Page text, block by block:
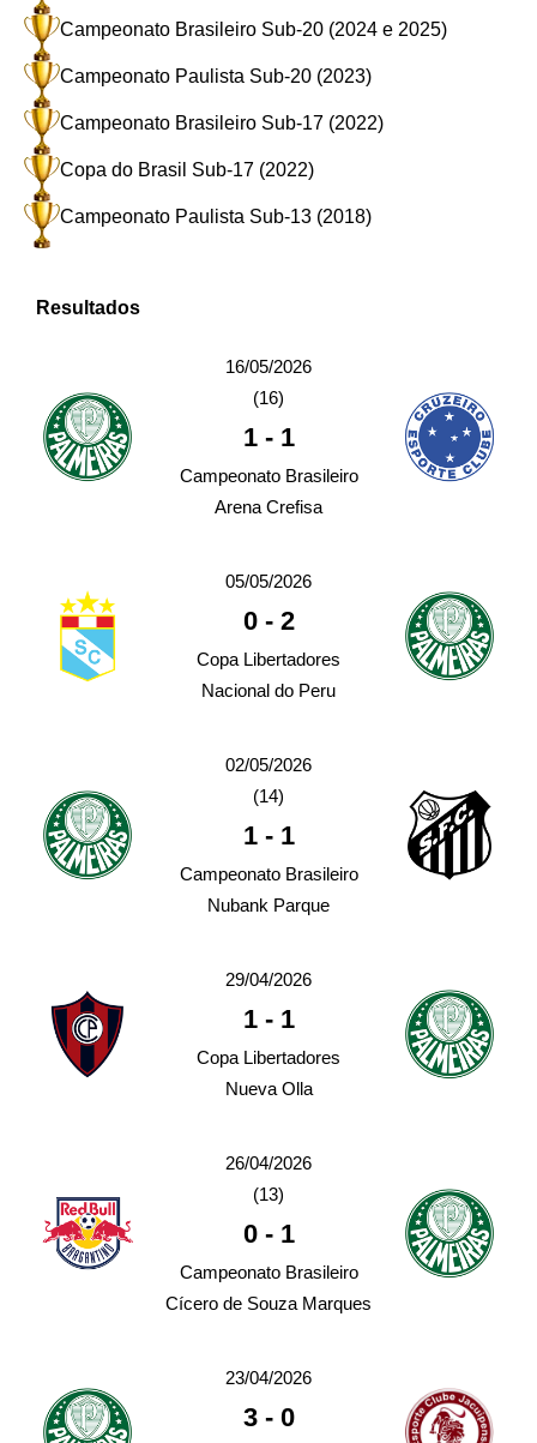
Campeonato Brasileiro Sub-20 (2024 e 2025)
Campeonato Paulista Sub-20 (2023)
Campeonato Brasileiro Sub-17 (2022)
Copa do Brasil Sub-17 (2022)
Campeonato Paulista Sub-13 (2018)
Resultados
16/05/2026
(16)
1- 1
Campeonato Brasileiro
Arena Crefisa
05/05/2026
0- 2
Copa Libertadores
Nacional do Peru
02/05/2026
(14)
1- 1
Campeonato Brasileiro
Nubank Parque
29/04/2026
1- 1
Copa Libertadores
Nueva Olla
26/04/2026
(13)
0- 1
Campeonato Brasileiro
Cícero de Souza Marques
23/04/2026
3- 0